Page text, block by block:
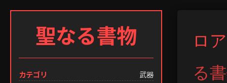
聖なる書物
カテゴリ 武器
ロ
る